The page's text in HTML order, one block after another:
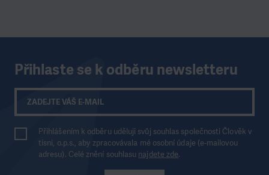
Přihlaste se k odběru newsletteru
Přihlášením k odběru uděluji svůj souhlas společnosti Člověk v
tísni, o.p.s., aby zpracovávala mé osobní údaje (e-mailovou
adresu). Celé znění souhlasu najdete zde.